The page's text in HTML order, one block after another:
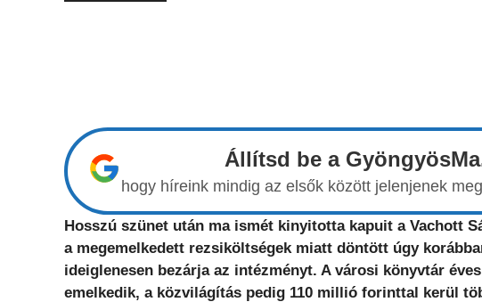
Állítsd be a
hogy híreink mindig az elsők között jelenjenek
Hosszú szünet után ma ismét kinyitotta kapuit a Vachott
a megemelkedett rezsiköltségek miatt döntött úgy
ideiglenesen bezárja az intézményt. A városi könyvtár
emelkedik, a közvilágítás pedig 110 millió forinttal kerül